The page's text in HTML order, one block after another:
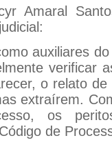
Amaral
auxiliares
verificar
o relato
extraírem.
os
de